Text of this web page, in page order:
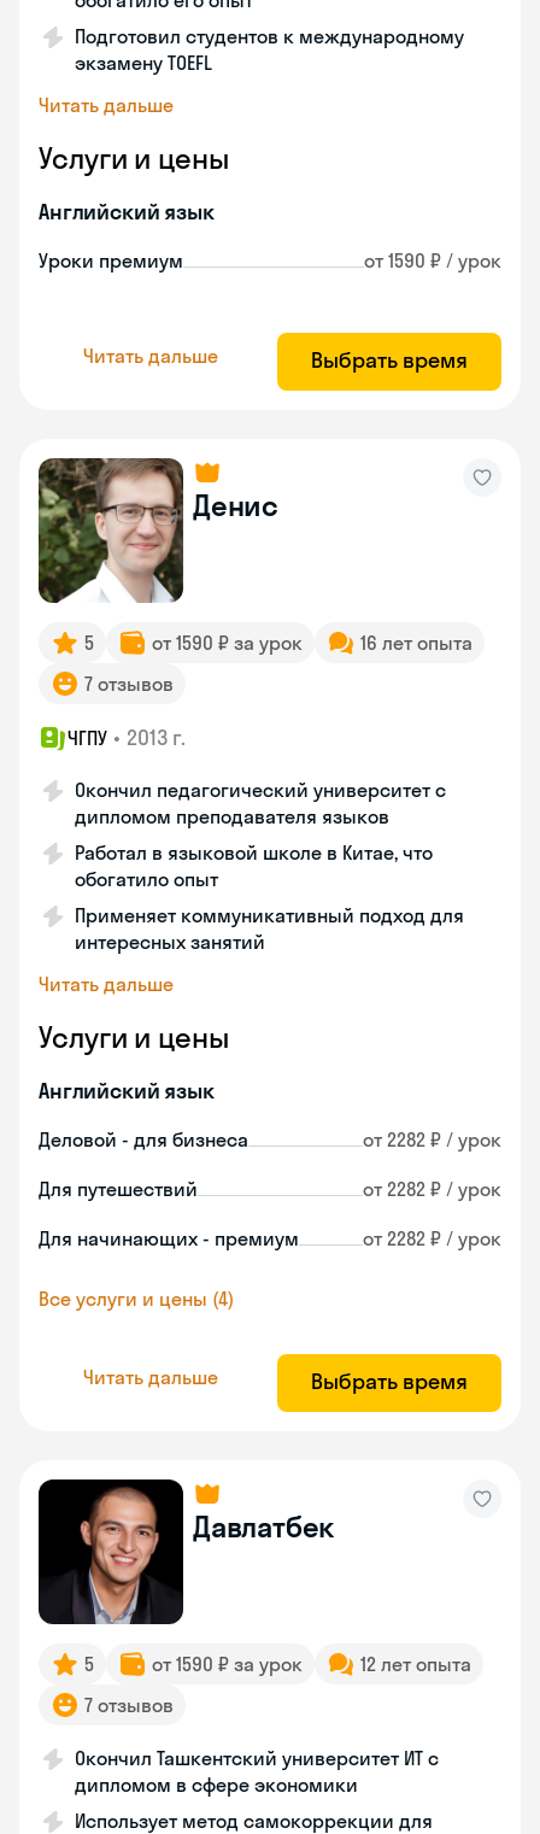
Подготовил студентов к международному
экзамену TOEFL
Читать дальше
Услуги и цены
Английский язык
Уроки премиум от 1590 ₽ / урок
Читать дальше Выбрать время
Денис
5 от 1590 ₽ за урок
16 лет опыта
7 отзывов
ЧГПУ • 2013 г.
Окончил педагогический университет с
дипломом преподавателя языков
Работал в языковой школе в Китае, что
обогатило опыт
Применяет коммуникативный подход для
интересных занятий
Читать дальше
Услуги и цены
Английский язык
Деловой - для бизнеса от 2282 ₽ / урок
Для путешествий от 2282 ₽ / урок
Для начинающих - премиум от 2282 ₽ / урок
Все услуги и цены (4)
Читать дальше Выбрать время
Давлатбек
5 от 1590 ₽ за урок
12 лет опыта
7 отзывов
Окончил Ташкентский университет ИТ с
дипломом в сфере экономики
Использует метод самокоррекции для